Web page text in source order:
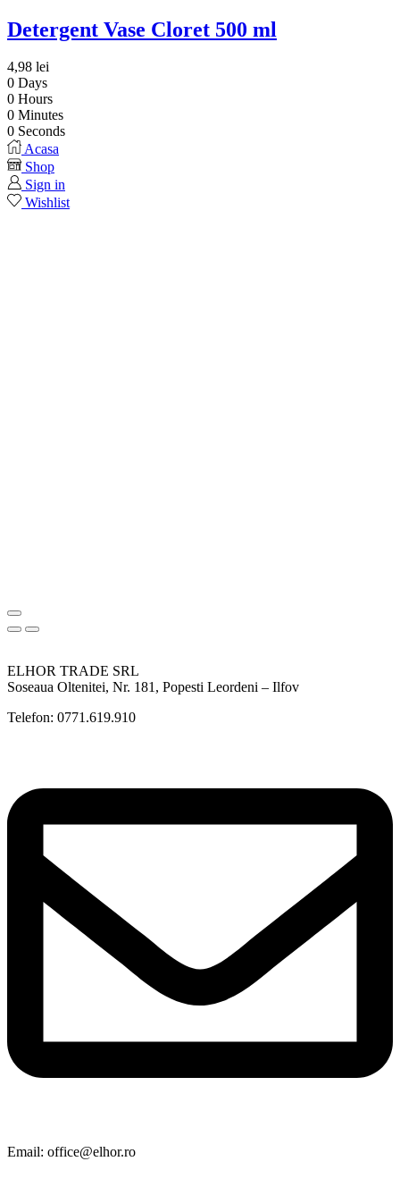
Detergent Vase Cloret 500 ml
4,98 lei
0 Days
0 Hours
0 Minutes
0 Seconds
Acasa
Shop
Sign in
Wishlist
ELHOR TRADE SRL
Soseaua Oltenitei, Nr. 181, Popesti Leordeni – Ilfov
Telefon: 0771.619.910
Email: office@elhor.ro